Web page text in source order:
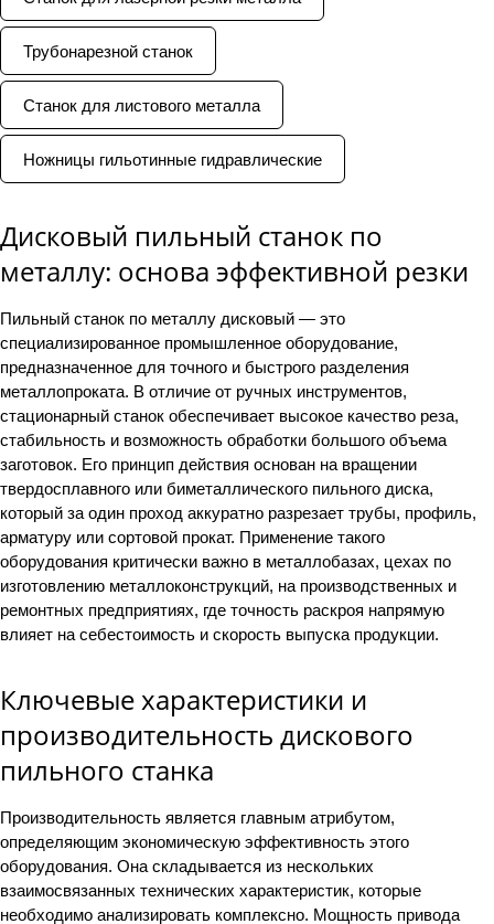
Трубонарезной станок
Станок для листового металла
Ножницы гильотинные гидравлические
Дисковый пильный станок по
металлу: основа эффективной резки
Пильный станок по металлу дисковый — это
специализированное промышленное оборудование,
предназначенное для точного и быстрого разделения
металлопроката. В отличие от ручных инструментов,
стационарный станок обеспечивает высокое качество реза,
стабильность и возможность обработки большого объема
заготовок. Его принцип действия основан на вращении
твердосплавного или биметаллического пильного диска,
который за один проход аккуратно разрезает трубы, профиль,
арматуру или сортовой прокат. Применение такого
оборудования критически важно в металлобазах, цехах по
изготовлению металлоконструкций, на производственных и
ремонтных предприятиях, где точность раскроя напрямую
влияет на себестоимость и скорость выпуска продукции.
Ключевые характеристики и
производительность дискового
пильного станка
Производительность является главным атрибутом,
определяющим экономическую эффективность этого
оборудования. Она складывается из нескольких
взаимосвязанных технических характеристик, которые
необходимо анализировать комплексно. Мощность привода